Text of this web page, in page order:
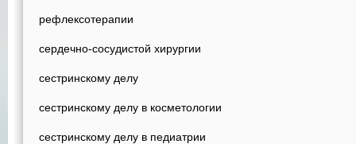
рефлексотерапии
сердечно-сосудистой хирургии
сестринскому делу
сестринскому делу в косметологии
сестринскому делу в педиатрии